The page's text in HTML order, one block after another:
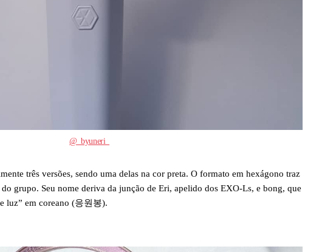
@_byuneri_
três versões, sendo uma delas na cor preta. O formato em hexágono traz
grupo. Seu nome deriva da junção de Eri, apelido dos EXO-Ls, e bong, que
luz” em coreano (응원봉).